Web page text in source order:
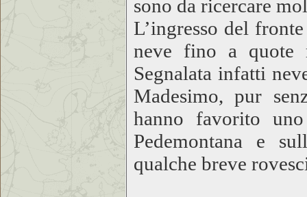
sono da ricercare
L’ingresso del
neve fino a quote
Segnalata infatti
Madesimo, pur
hanno favorito
Pedemontana e
qualche breve